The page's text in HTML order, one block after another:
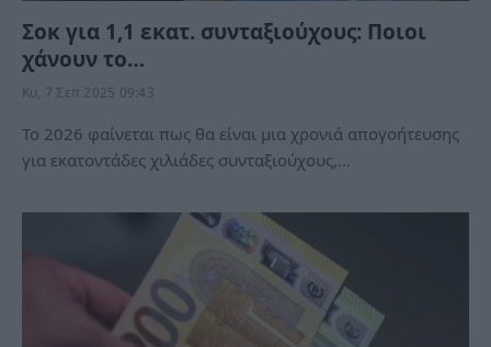
Σοκ για 1,1 εκατ. συνταξιούχους: Ποιοι
χάνουν το…
Κυ, 7 Σεπ 2025 09:43
Το 2026 φαίνεται πως θα είναι μια χρονιά απογοήτευσης
για εκατοντάδες χιλιάδες συνταξιούχους,…